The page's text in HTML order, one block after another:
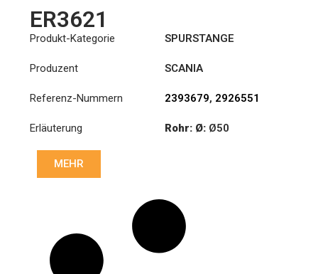
ER3621
Produkt-Kategorie SPURSTANGE
Produzent SCANIA
Referenz-Nummern 2393679, 2926551
Erläuterung Rohr: Ø: Ø50
MEHR